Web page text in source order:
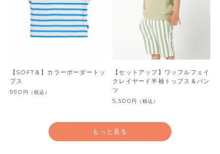
【SOFT＆】カラーボーダートッ
プス
990 円 （税込）
【セットアップ】ワッフルフェイ
クレイヤード半袖トップス＆パン
ツ
5,500 円 （税込）
もっと見る